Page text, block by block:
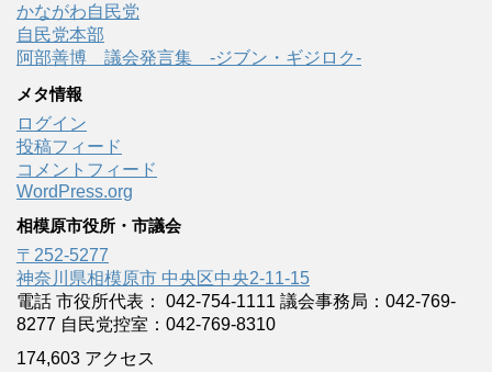
かながわ自民党
自民党本部
阿部善博 議会発言集 -ジブン・ギジロク-
メタ情報
ログイン
投稿フィード
コメントフィード
WordPress.org
相模原市役所・市議会
〒252-5277
神奈川県相模原市 中央区中央2-11-15
電話 市役所代表： 042-754-1111 議会事務局：042-769-
8277 自民党控室：042-769-8310
174,603 アクセス